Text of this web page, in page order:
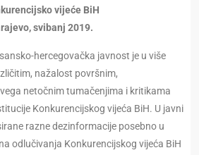
vijeće BiH
svibanj 2019.
hercegovačka javnost je u više
nažalost površnim,
netočnim tumačenjima i kritikama
Konkurencijskog vijeća BiH. U javni
razne dezinformacije posebno u
odlučivanja Konkurencijskog vijeća BiH